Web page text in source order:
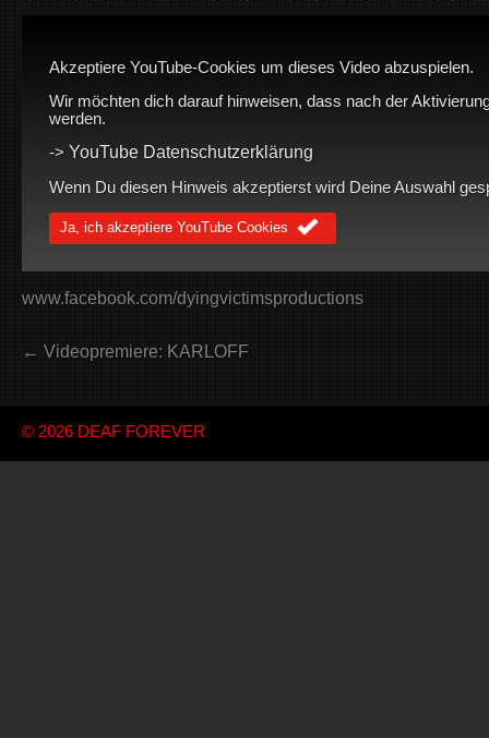
Akzeptiere YouTube-Cookies um dieses Video abzuspielen.
Wir möchten dich darauf hinweisen, dass nach der
werden.
-> YouTube Datenschutzerklärung
Wenn Du diesen Hinweis akzeptierst wird Deine Auswahl
Ja, ich akzeptiere YouTube Cookies
www.facebook.com/dyingvictimsproductions
← Videopremiere: KARLOFF
© 2026 DEAF FOREVER